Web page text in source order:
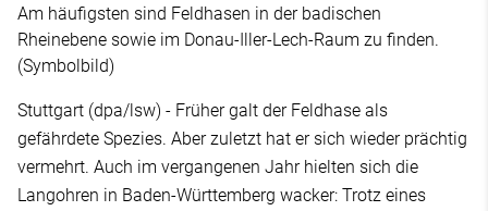
Am häufigsten sind Feldhasen in der badischen
Rheinebene sowie im Donau-Iller-Lech-Raum zu finden.
(Symbolbild)
Stuttgart (dpa/lsw) - Früher galt der Feldhase als
gefährdete Spezies. Aber zuletzt hat er sich wieder prächtig
vermehrt. Auch im vergangenen Jahr hielten sich die
Langohren in Baden-Württemberg wacker: Trotz eines